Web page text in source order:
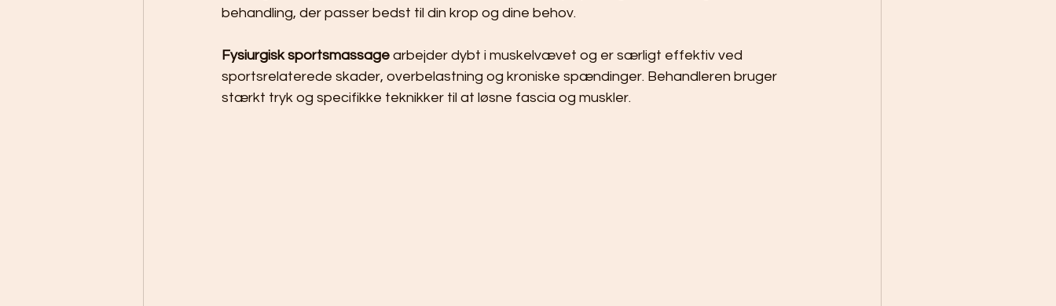
behandling, der passer bedst til din krop og dine behov.
Fysiurgisk sportsmassage arbejder dybt i muskelvævet og er særligt effektiv ved
sportsrelaterede skader, overbelastning og kroniske spændinger. Behandleren bruger
stærkt tryk og specifikke teknikker til at løsne fascia og muskler.